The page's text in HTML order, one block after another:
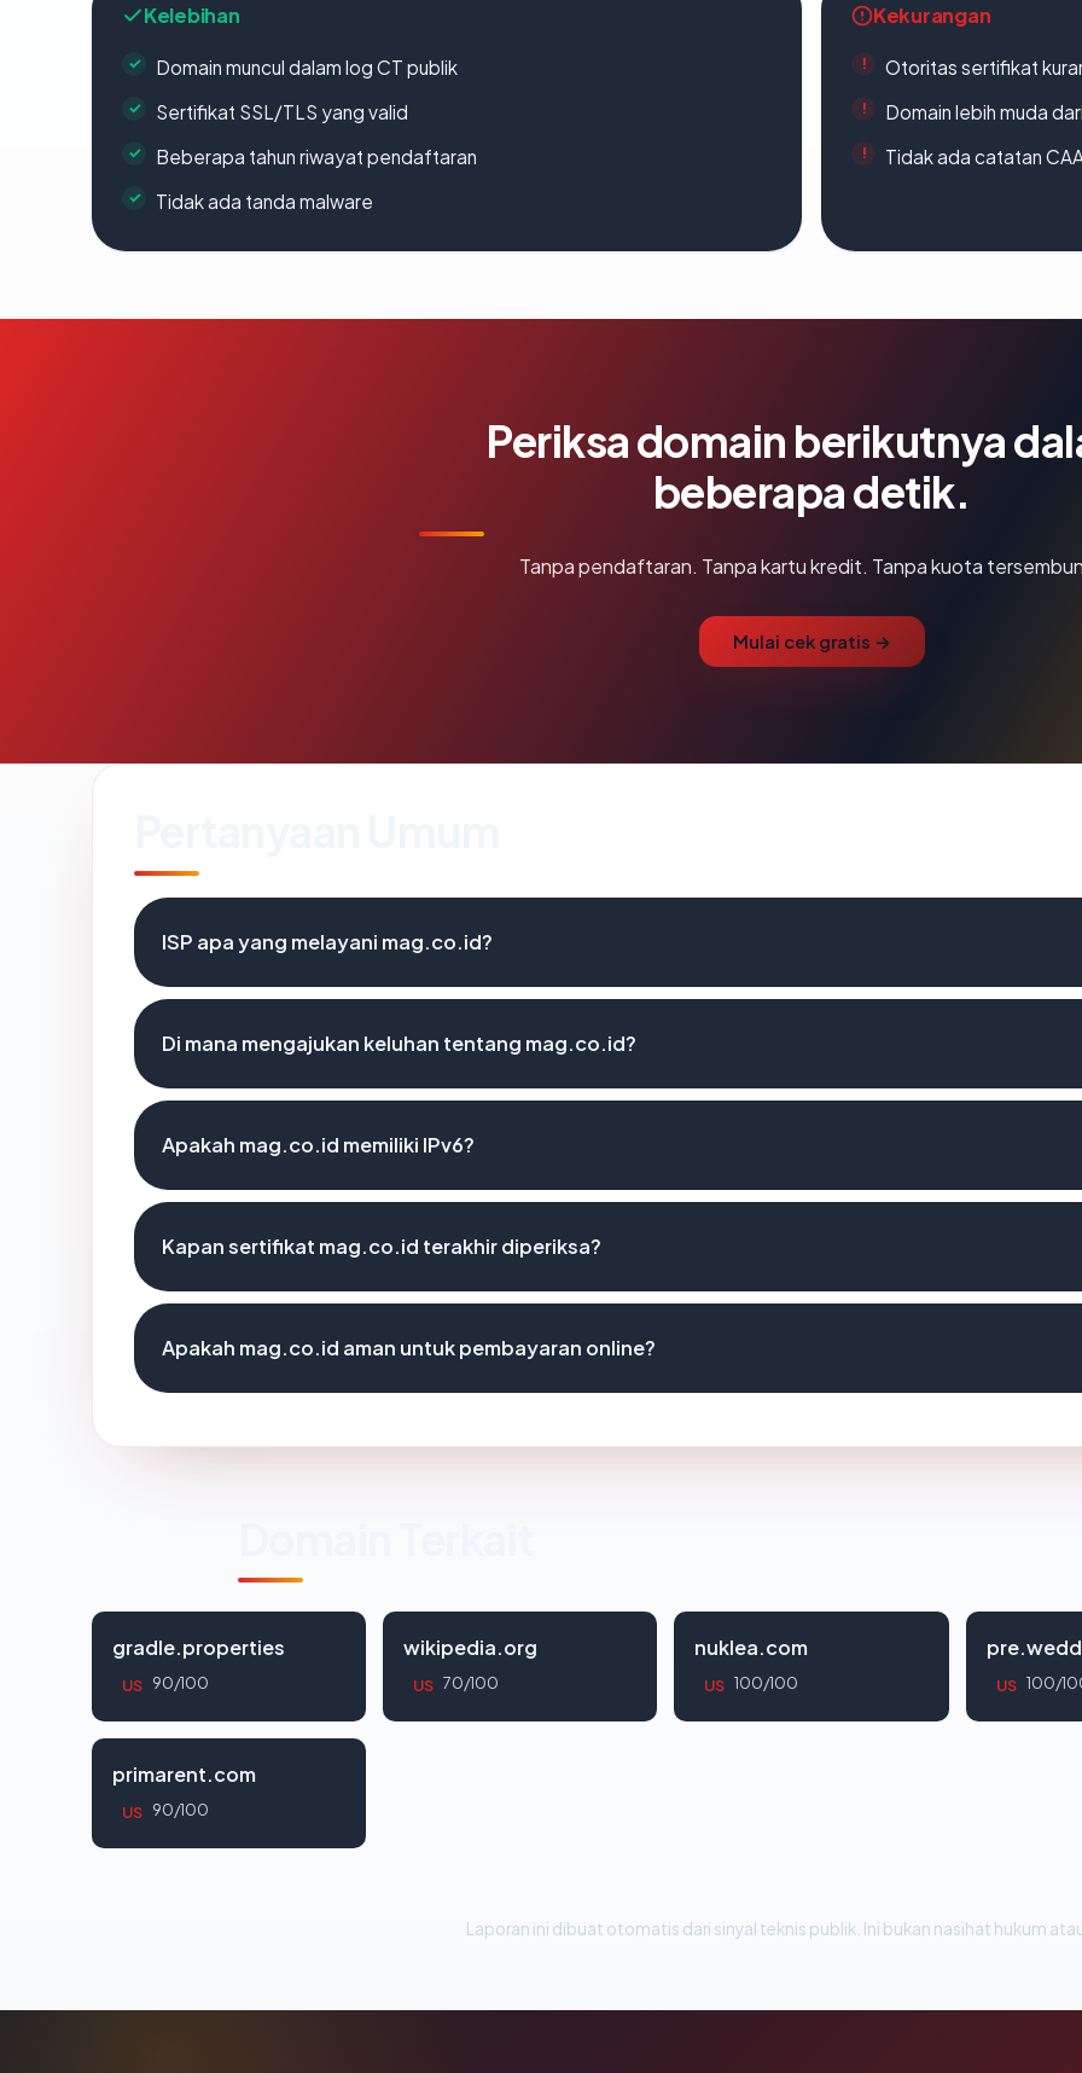
Kelebihan
Domain muncul dalam log CT publik
Sertifikat SSL/TLS yang valid
Beberapa tahun riwayat pendaftaran
Tidak ada tanda malware
Kekurangan
Otoritas sertifikat
Domain lebih muda
Tidak ada catatan
Periksa domain berikutnya
beberapa detik.
Tanpa pendaftaran. Tanpa kartu kredit. Tanpa kuota
Mulai cek gratis →
ISP apa yang melayani mag.co.id?
Di mana mengajukan keluhan tentang mag.co.id?
Apakah mag.co.id memiliki IPv6?
Kapan sertifikat mag.co.id terakhir diperiksa?
Apakah mag.co.id aman untuk pembayaran online?
gradle.properties
US 90/100
wikipedia.org
US 70/100
nuklea.com
US 100/100 US 100/
primarent.com
US 90/100
Laporan ini dibuat otomatis dari sinyal teknis publik. Ini bukan nasihat hukum